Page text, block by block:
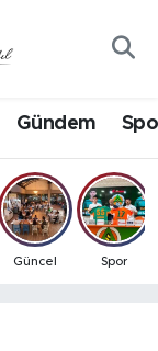
Gündem
Güncel Spor